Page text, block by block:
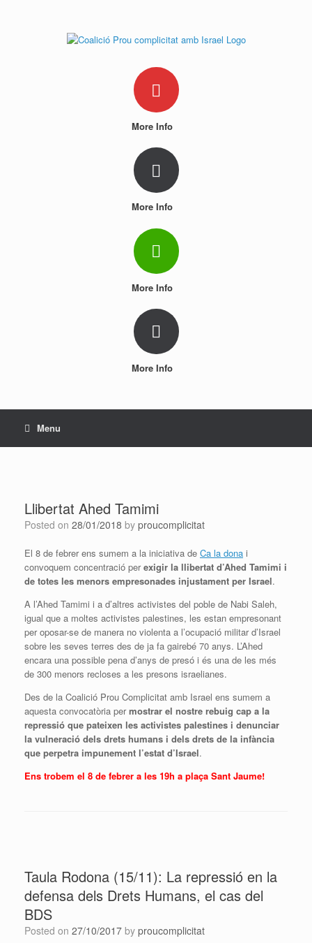
More Info
More Info
More Info
More Info
Menu
Llibertat Ahed Tamimi
Posted on 28/01/2018 by proucomplicitat
El 8 de febrer ens sumem a la iniciativa de Ca la dona i
convoquem concentració perexigir la llibertat d’Ahed Tamimi i
de totes les menors empresonades injustament per Israel.
A l’Ahed Tamimi i a d’altres activistes del poble de Nabi Saleh,
igual que a moltes activistes palestines, les estan empresonant
per oposar-se de manera no violenta a l’ocupació militar d’Israel
sobre les seves terres des de ja fa gairebé 70 anys. L’Ahed
encara una possible pena d’anys de presó i és una de les més
de 300 menors recloses a les presons israelianes.
Des de la Coalició Prou Complicitat amb Israel ens sumem a
aquesta convocatòria permostrar el nostre rebuig cap a la
repressió que pateixen les activistes palestines i denunciar
la vulneració dels drets humans i dels drets de la infància
que perpetra impunement l’estat d’Israel.
Ens trobem el 8 de febrer a les 19h a plaça Sant Jaume!
Taula Rodona (15/11): La repressió en la
defensa dels Drets Humans, el cas del
BDS
Posted on 27/10/2017 by proucomplicitat